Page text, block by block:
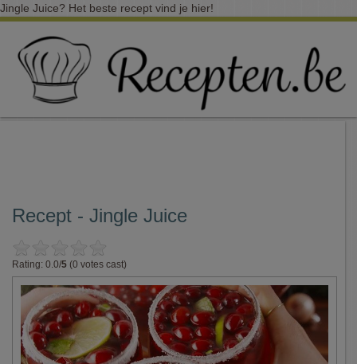
Jingle Juice? Het beste recept vind je hier!
Recept - Jingle Juice
Rating: 0.0/5 (0 votes cast)